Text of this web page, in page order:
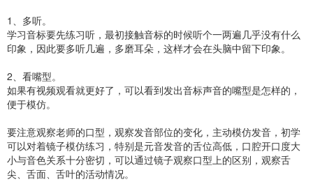
1、多听。
学习音标要先练习听，最初接触音标的时候听个一两遍几乎没有什么
印象，因此要多听几遍，多磨耳朵，这样才会在头脑中留下印象。
2、看嘴型。
如果有视频观看就更好了，可以看到发出音标声音的嘴型是怎样的，
便于模仿。
要注意观察老师的口型，观察发音部位的变化，主动模仿发音，初学
可以对着镜子模仿练习，特别是元音发音的舌位高低，口腔开口度大
小与音色关系十分密切，可以通过镜子观察口型上的区别，观察舌
尖、舌面、舌叶的活动情况。